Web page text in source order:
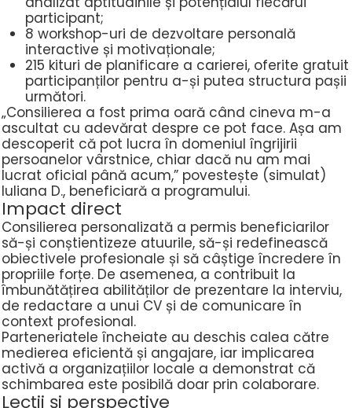
participant;
8 workshop-uri de dezvoltare personală
interactive și motivaționale;
215 kituri de planificare a carierei, oferite gratuit
participanților pentru a-și putea structura pașii
următori.
„Consilierea a fost prima oară când cineva m-a
ascultat cu adevărat despre ce pot face. Așa am
descoperit că pot lucra în domeniul îngrijirii
persoanelor vârstnice, chiar dacă nu am mai
lucrat oficial până acum,” povestește (simulat)
Iuliana D., beneficiară a programului.
Impact direct
Consilierea personalizată a permis beneficiarilor
să-și conștientizeze atuurile, să-și redefinească
obiectivele profesionale și să câștige încredere în
propriile forțe. De asemenea, a contribuit la
îmbunătățirea abilităților de prezentare la interviu,
de redactare a unui CV și de comunicare în
context profesional.
Parteneriatele încheiate au deschis calea către
medierea eficientă și angajare, iar implicarea
activă a organizațiilor locale a demonstrat că
schimbarea este posibilă doar prin colaborare.
Lecții și perspective